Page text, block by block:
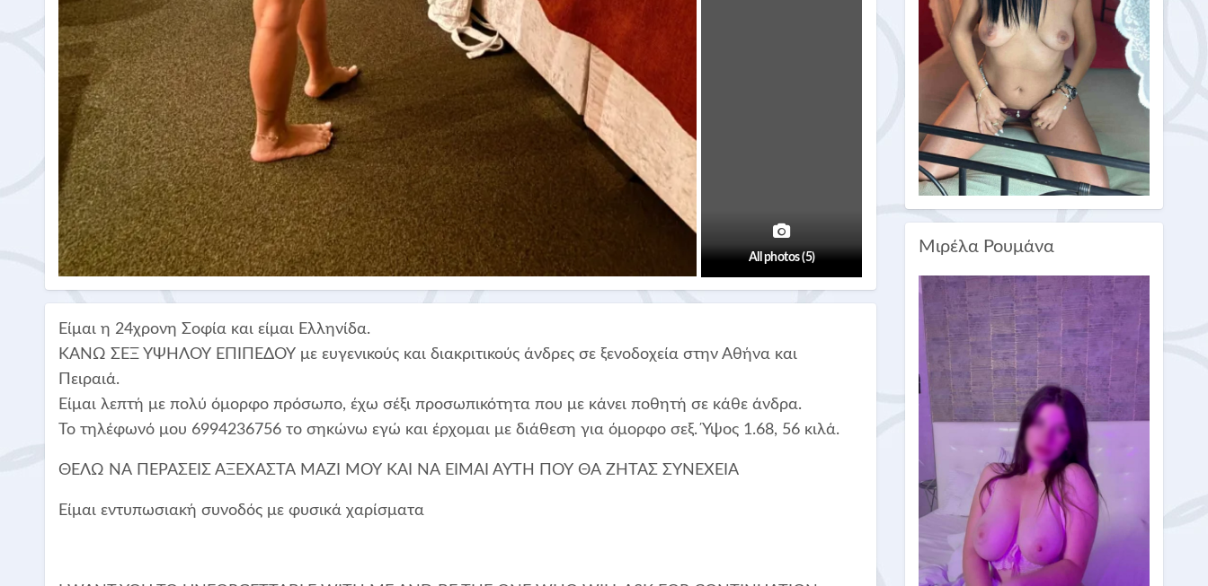
All photos (5)
Είμαι η 24χρονη Σοφία και είμαι Ελληνίδα.
ΚΑΝΩ ΣΕΞ ΥΨΗΛΟΥ ΕΠΙΠΕΔΟΥ με ευγενικούς και διακριτικούς άνδρες σε ξενοδοχεία στην Αθήνα και
Πειραιά.
Είμαι λεπτή με πολύ όμορφο πρόσωπο, έχω σέξι προσωπικότητα που με κάνει ποθητή σε κάθε άνδρα.
Το τηλέφωνό μου 6994236756 το σηκώνω εγώ και έρχομαι με διάθεση για όμορφο σεξ. Ύψος 1.68, 56 κιλά.
ΘΕΛΩ ΝΑ ΠΕΡΑΣΕΙΣ ΑΞΕΧΑΣΤΑ ΜΑΖΙ ΜΟΥ ΚΑΙ ΝΑ ΕΙΜΑΙ ΑΥΤΗ ΠΟΥ ΘΑ ΖΗΤΑΣ ΣΥΝΕΧΕΙΑ
Είμαι εντυπωσιακή συνοδός με φυσικά χαρίσματα
Μιρέλα Ρουμάνα